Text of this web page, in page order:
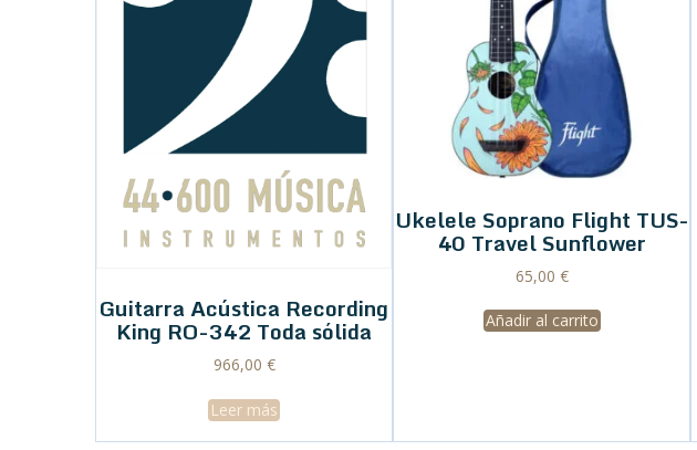
Guitarra Acústica Recording
King RO-342 Toda sólida
966,00 €
Leer más
Ukelele Soprano Flight TUS-
40 Travel Sunflower
65,00 €
Añadir al carrito